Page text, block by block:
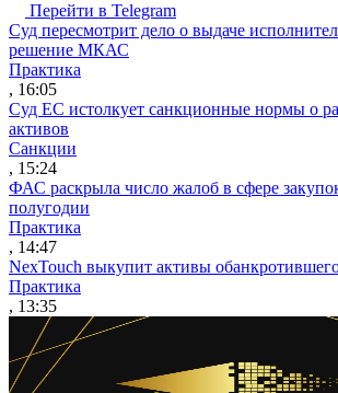
Перейти в Telegram
Суд пересмотрит дело о выдаче
решение МКАС
Практика
, 16:05
Суд ЕС истолкует санкционные нормы о
активов
Санкции
, 15:24
ФАС раскрыла число жалоб в сфере
полугодии
Практика
, 14:47
NexTouch выкупит активы
Практика
, 13:35